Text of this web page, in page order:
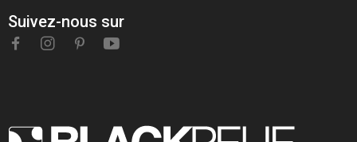
Suivez-nous sur